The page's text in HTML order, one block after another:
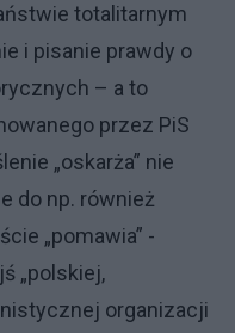
totalitarnym
i pisanie prawdy o
– a to
przez PiS
„oskarża” nie
do np. również
„pomawia” -
„polskiej,
organizacji